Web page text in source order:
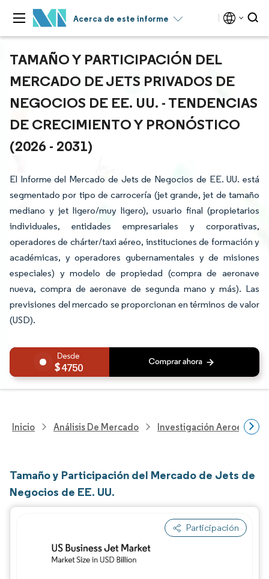
Acerca de este informe
TAMAÑO Y PARTICIPACIÓN DEL
MERCADO DE JETS PRIVADOS DE
NEGOCIOS DE EE. UU. - TENDENCIAS
DE CRECIMIENTO Y PRONÓSTICO
(2026 - 2031)
El Informe del Mercado de Jets de Negocios de EE. UU. está
segmentado por tipo de carrocería (jet grande, jet de tamaño
mediano y jet ligero/muy ligero), usuario final (propietarios
individuales, entidades empresariales y corporativas,
operadores de chárter/taxi aéreo, instituciones de formación y
académicas, y operadores gubernamentales y de misiones
especiales) y modelo de propiedad (compra de aeronave
nueva, compra de aeronave de segunda mano y más). Las
previsiones del mercado se proporcionan en términos de valor
(USD).
4750
Inicio Análisis De Mercado Investigación
Tamaño y Participación del Mercado de Jets de
Negocios de EE. UU.
Participación